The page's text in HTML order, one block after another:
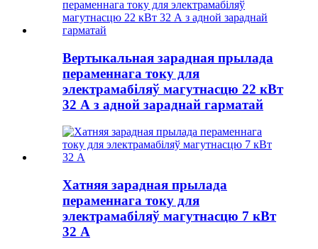
Вертыкальная зарадная прылада
пераменнага току для
электрамабіляў магутнасцю 22 кВт
32 А з адной зараднай гарматай
Хатняя зарадная прылада
пераменнага току для
электрамабіляў магутнасцю 7 кВт
32 А